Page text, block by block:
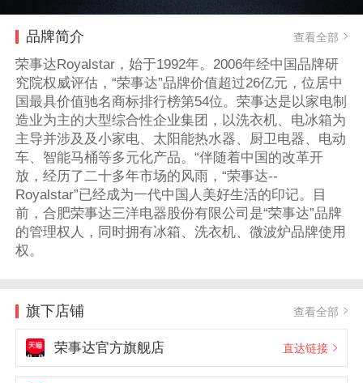
品牌简介 查看全部
荣事达Royalstar，始于1992年。2006年经中国品牌研
究院权威评估，“荣事达”品牌价值超过26亿元，位居中
国最具价值驰名商标排行榜第54位。荣事达是以家电制
造业为主的大型综合性企业集团，以洗衣机、电冰箱为
主导并涉及及小家电、太阳能热水器、厨卫电器、电动
车、智能马桶等多元化产品。“伴随着中国的改革开
放，经历了二十多年市场的风雨，“荣事达--
Royalstar”已经成为一代中国人美好生活的印记。目
前，合肥荣事达三洋电器股份有限公司是“荣事达”品牌
的管理权人，同时拥有冰箱、洗衣机、微波炉品牌使用
权。
旗下店铺 查看全部
荣事达官方旗舰店 直达链接